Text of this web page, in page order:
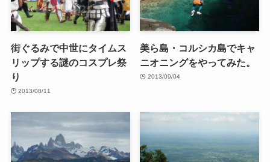
街ぐるみで中世にタイムス
リップする謎のコスプレ祭
り
2013/08/11
美ら島・コルシカ島でキャ
ニオニングをやってみた。
2013/09/04